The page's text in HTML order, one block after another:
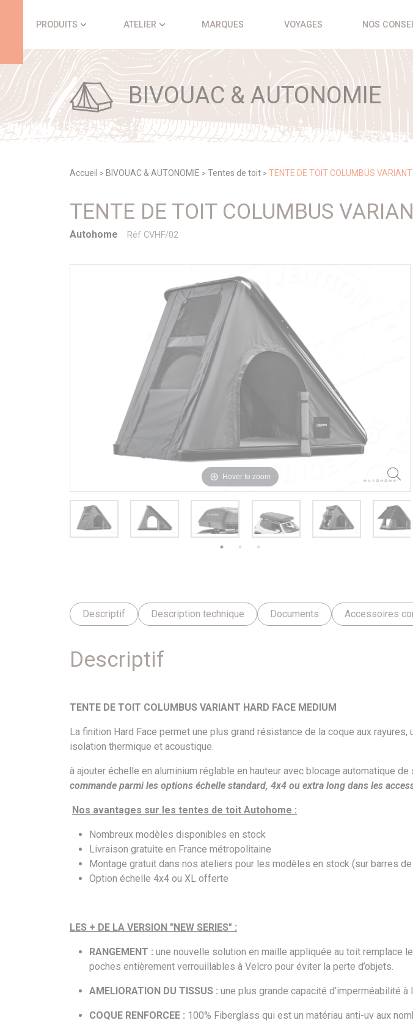
PRODUITS ATELIER MARQUES VOYAGES NOS
BIVOUAC & AUTONOMIE
Accueil > BIVOUAC & AUTONOMIE > Tentes de toit > TENTE DE TOIT COLUMBUS
TENTE DE TOIT COLUMBUS
Autohome Réf CVHF/02
Hover to zoom
Descriptif Description technique Documents Accessoires
Descriptif
TENTE DE TOIT COLUMBUS VARIANT HARD FACE MEDIUM
La finition Hard Face permet une plus grand résistance de la coque aux
isolation thermique et acoustique.
à ajouter échelle en aluminium réglable en hauteur avec blocage automatique de
commande parmi les options échelle standard, 4x4 ou extra long dans les
Nos avantages sur les tentes de toit Autohome :
Nombreux modèles disponibles en stock
Livraison gratuite en France métropolitaine
Montage gratuit dans nos ateliers pour les modèles en stock (sur barres
Option échelle 4x4 ou XL offerte
LES + DE LA VERSION "NEW SERIES" :
RANGEMENT : une nouvelle solution en maille appliquée au toit remplace
poches entièrement verrouillables à Velcro pour éviter la perte d’objets.
AMELIORATION DU TISSUS : une plus grande capacité d’imperméabilité
COQUE RENFORCEE : 100% Fiberglass qui est un matériau anti-uv aux